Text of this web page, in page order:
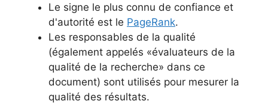
Le signe le plus connu de confiance et
d'autorité est le PageRank.
Les responsables de la qualité
(également appelés «évaluateurs de la
qualité de la recherche» dans ce
document) sont utilisés pour mesurer la
qualité des résultats.